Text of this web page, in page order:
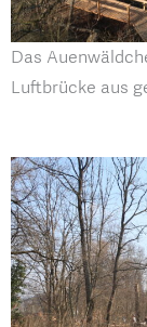
Das
Luftbrücke aus